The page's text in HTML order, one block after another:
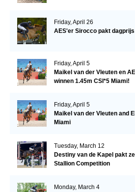
Friday, April 26
AES'er Sirocco pakt
Friday, April 5
Maikel van der Vleuten en
winnen 1.45m CSI*5 Miami!
Friday, April 5
Maikel van der Vleuten and
Miami
Tuesday, March 12
Destiny van de Kapel pakt
Stallion Competition
Monday, March 4